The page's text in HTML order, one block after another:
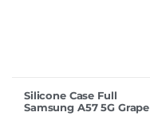
Silicone Case Full
Samsung A57 5G Grape